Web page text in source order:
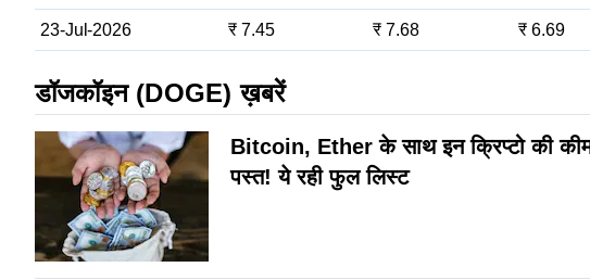
23-Jul-2026 ₹ 7.45 ₹ 7.68 ₹ 6.69
डॉजकॉइन (DOGE) ख़बरें
Bitcoin, Ether के साथ इन क्रिप्टो की
पस्त! ये रही फुल लिस्ट